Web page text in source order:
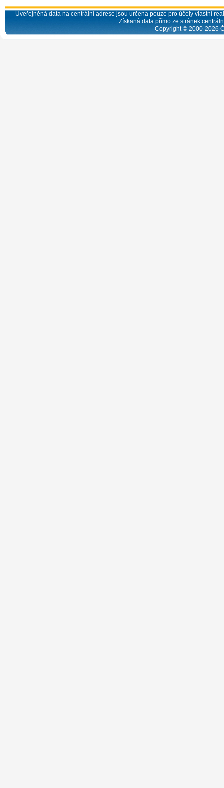
Uveřejněná data na centrální adrese jsou určena pouze pro účely vlastní
Získaná data přímo ze stránek
Copyright © 2000-2026